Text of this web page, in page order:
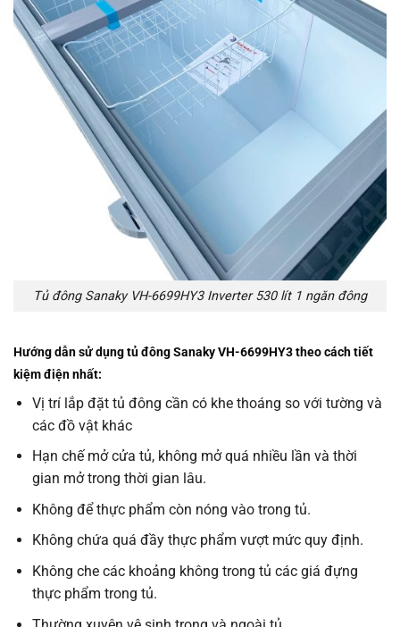
Tủ đông Sanaky VH-6699HY3 Inverter 530 lít 1 ngăn đông
Hướng dẫn sử dụng tủ đông Sanaky VH-6699HY3 theo cách tiết
kiệm điện nhất:
Vị trí lắp đặt tủ đông cần có khe thoáng so với tường và
các đồ vật khác
Hạn chế mở cửa tủ, không mở quá nhiều lần và thời
gian mở trong thời gian lâu.
Không để thực phẩm còn nóng vào trong tủ.
Không chứa quá đầy thực phẩm vượt mức quy định.
Không che các khoảng không trong tủ các giá đựng
thực phẩm trong tủ.